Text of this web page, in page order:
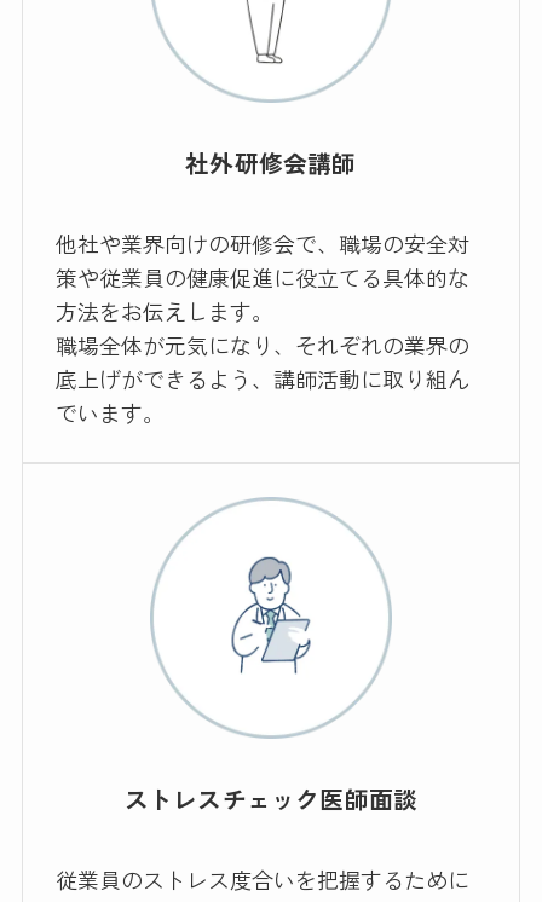
社外研修会講師
他社や業界向けの研修会で、職場の安全対
策や従業員の健康促進に役立てる具体的な
方法をお伝えします。
職場全体が元気になり、それぞれの業界の
底上げができるよう、講師活動に取り組ん
でいます。
ストレスチェック医師面談
従業員のストレス度合いを把握するために